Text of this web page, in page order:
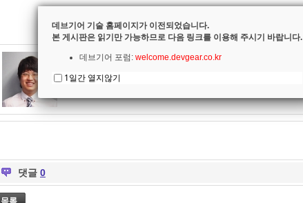
댓글 0
목록
데브기어 기술 홈페이지가 이전되었습니다.
본 게시판은 읽기만 가능하므로 다음 링크를 이용해 주시기 바랍니다.
데브기어 포럼: welcome.devgear.co.kr
1일간 열지않기